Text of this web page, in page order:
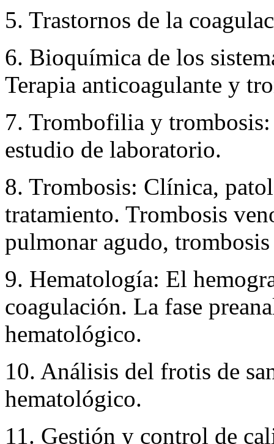
5. Trastornos de la
6. Bioquímica de los
Terapia anticoagulante y
7. Trombofilia y
estudio de laboratorio.
8. Trombosis: Clínica,
tratamiento. Trombosis
pulmonar agudo,
9. Hematología: El
coagulación. La fase
hematológico.
10. Análisis del frotis de
hematológico.
11. Gestión y control de